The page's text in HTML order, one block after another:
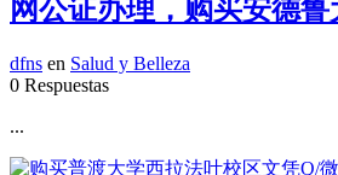
网公证办理，购买安德
dfns en Salud y Belleza
0 Respuestas
...